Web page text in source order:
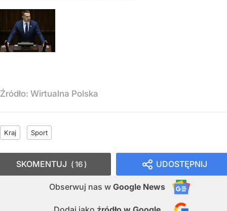
Źródło: Wirtualna Polska
Kraj Sport
UDOSTĘPNIJ
Obserwuj nas w Google News
SKOMENTUJ 16